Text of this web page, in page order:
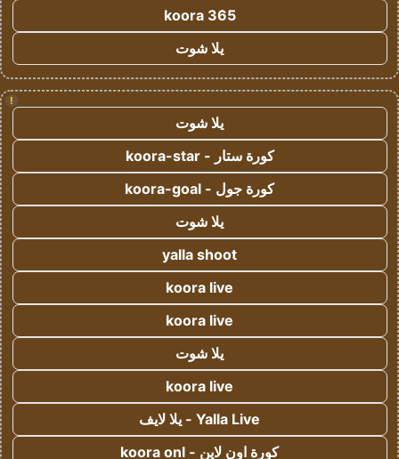
koora 365
يلا شوت
!
يلا شوت
كورة ستار - koora-star
كورة جول - koora-goal
يلا شوت
yalla shoot
koora live
koora live
يلا شوت
koora live
Yalla Live - يلا لايف
كورة اون لاين - koora onl